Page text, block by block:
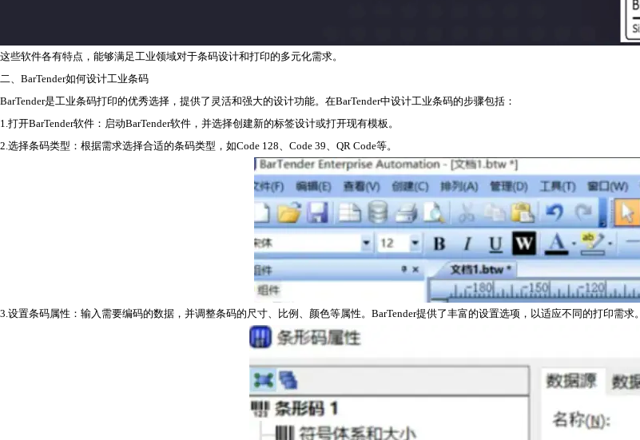
这些软件各有特点，能够满足工业领域对于条码设计和打印的多元化需求。
二、BarTender如何设计工业条码
BarTender是工业条码打印的优秀选择，提供了灵活和强大的设计功能。在BarTender中设计工业条码的步骤包括：
1.打开BarTender软件：启动BarTender软件，并选择创建新的标签设计或打开现有模板。
2.选择条码类型：根据需求选择合适的条码类型，如Code 128、Code 39、QR Code等。
3.设置条码属性：输入需要编码的数据，并调整条码的尺寸、比例、颜色等属性。BarTender提供了丰富的设置选项，以适应不同的打印需求。